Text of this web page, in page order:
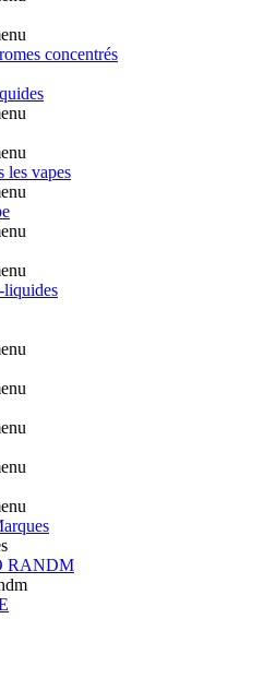
concentrés
les vapes
liquides
RANDM